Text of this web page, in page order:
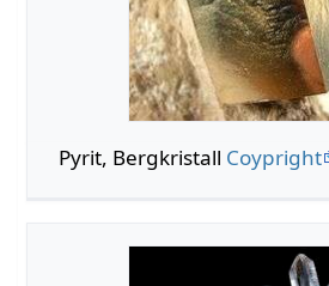
Pyrit, Bergkristall Coypright